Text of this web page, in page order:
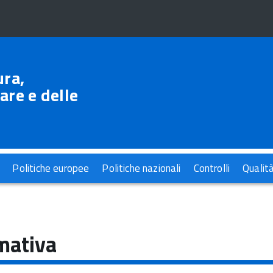
e delle
Politiche europee Politiche nazionali Controlli